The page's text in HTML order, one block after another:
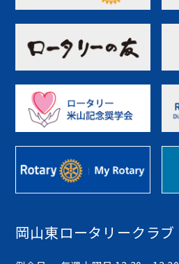
岡山東ロータリークラブ